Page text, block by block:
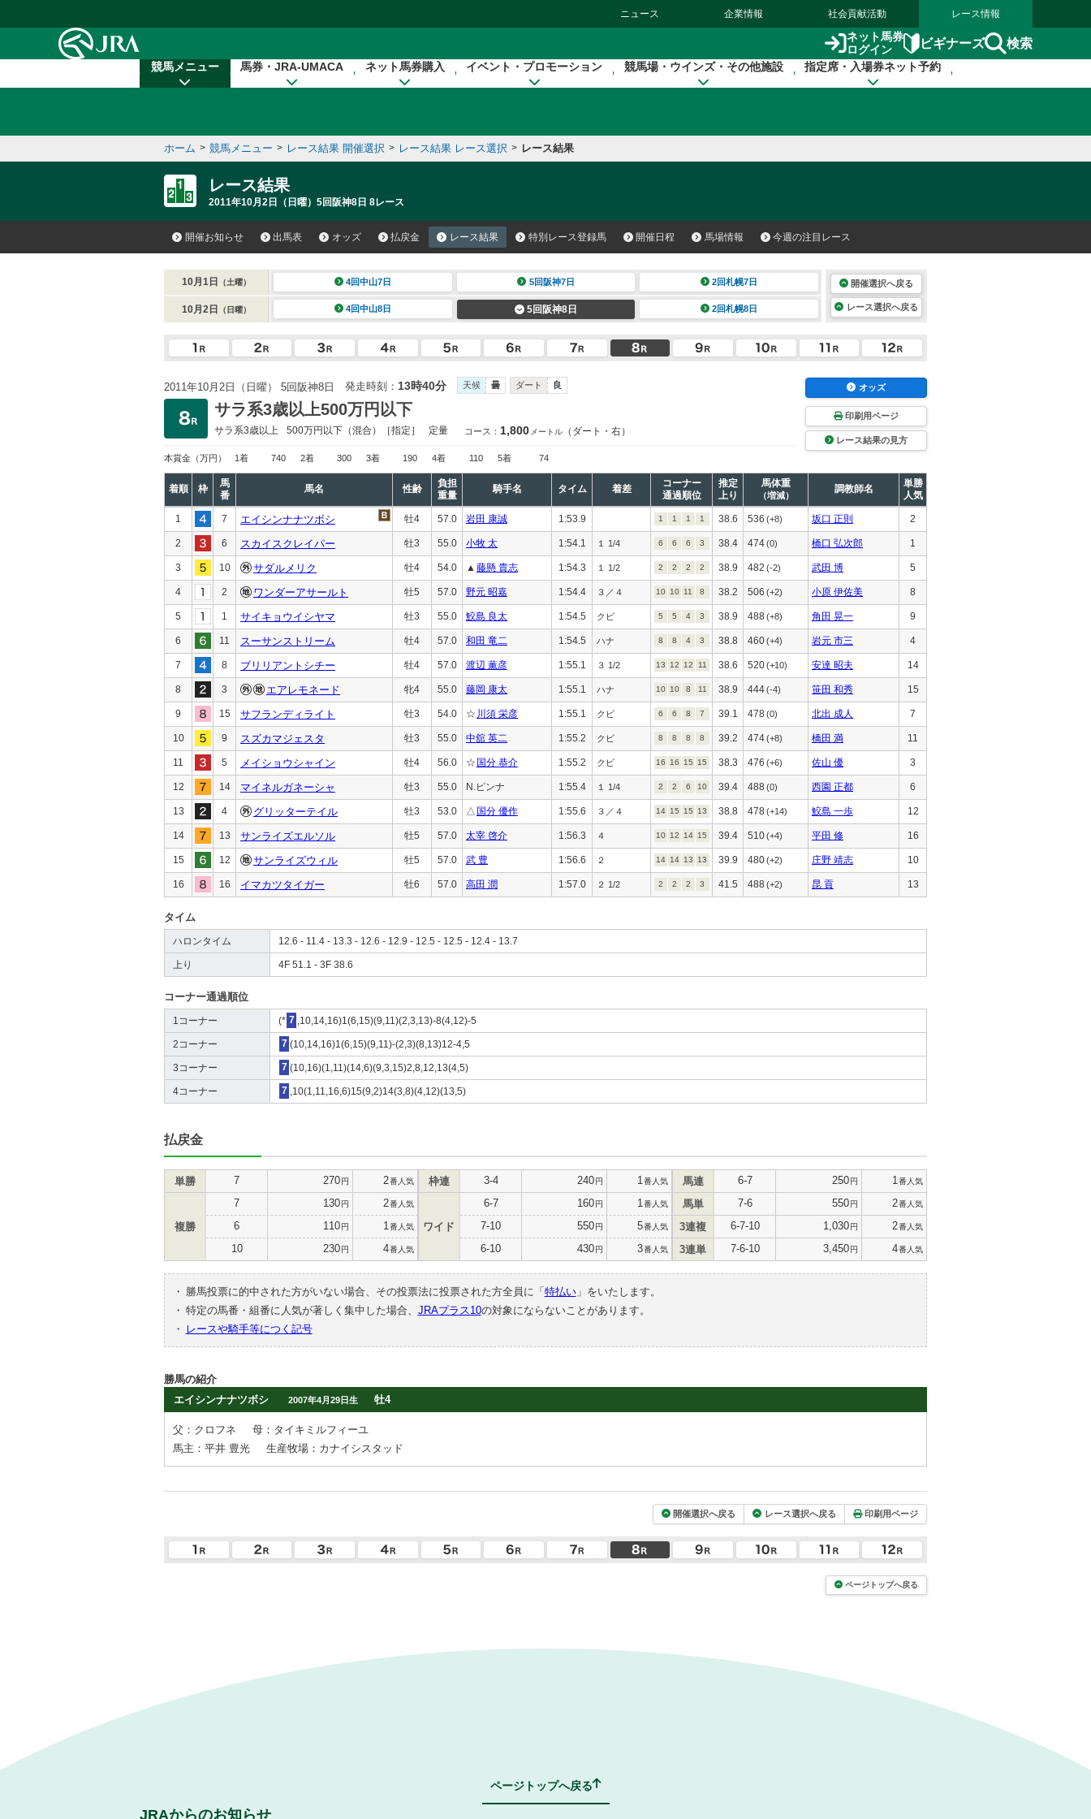
ニュース 企業情報 社会貢献活動 レース情報
ネット馬券
ログイン
ビギナーズ 検索
競馬メニュー 馬券・JRA-UMACA ネット馬券購入 イベント・プロモーション 競馬場・ウインズ・その他施設 指定席・入場券ネット予約
ホーム > 競馬メニュー > レース結果 開催選択 > レース結果 レース選択 > レース結果
レース結果
2011年10月2日（日曜）5回阪神8日 8レース
開催お知らせ 出馬表 オッズ 払戻金 レース結果 特別レース登録馬 開催日程 馬場情報 今週の注目レース
10月1日 （土曜） 4回中山7日 5回阪神7日 2回札幌7日
10月2日 （日曜） 4回中山8日 5回阪神8日 2回札幌8日
開催選択へ戻る
レース選択へ戻る
2011年10月2日（日曜） 5回阪神8日 発走時刻： 13時40分 天候 曇 ダート 良
サラ系3歳以上500万円以下
サラ系3歳以上 500万円以下 （混合）［指定］ 定量 コース： 1,800 メートル （ダート・右）
本賞金 （万円） 1着 740 2着 300 3着 190 4着 110 5着 74
オッズ
印刷用ページ
レース結果の見方
着順 枠
馬
番
馬名 性齢
負担
重量
騎手名 タイム 着差
コーナー
通過順位
推定
上り
馬体重
（増減）
調教師名
単勝
人気
1 7 エイシンナナツボシ 牡4 57.0 岩田 康誠 1:53.9 1 1 1 1 38.6 536 (+8) 坂口 正則 2
2 6 スカイスクレイパー 牡3 55.0 小牧 太 1:54.1 １ 1/4 6 6 6 3 38.4 474(0) 橋口 弘次郎 1
3 10 サダルメリク 牡4 54.0 ▲ 藤懸 貴志 1:54.3 １ 1/2 2 2 2 2 38.9 482 (-2) 武田 博 5
4 2 ワンダーアサールト 牡5 57.0 野元 昭嘉 1:54.4 ３／４ 10 10 11 8 38.2 506 (+2) 小原 伊佐美 8
5 1 サイキョウイシヤマ 牡3 55.0 鮫島 良太 1:54.5 クビ 5 5 4 3 38.9 488(+8) 角田 晃一 9
6 11 スーサンストリーム 牡4 57.0 和田 竜二 1:54.5 ハナ 8 8 4 3 38.8 460(+4) 岩元 市三 4
7 8 ブリリアントシチー 牡4 57.0 渡辺 薫彦 1:55.1 ３ 1/2 13 12 12 11 38.6 520(+10) 安達 昭夫 14
8 3 エアレモネード 牝4 55.0 藤岡 康太 1:55.1 ハナ 10 10 8 11 38.9 444(-4) 笹田 和秀 15
9 15 サフランディライト 牡3 54.0 ☆ 川須 栄彦 1:55.1 クビ 6 6 8 7 39.1 478(0) 北出 成人 7
10 9 スズカマジェスタ 牡3 55.0 中舘 英二 1:55.2 クビ 8 8 8 8 39.2 474(+8) 橋田 満 11
11 5 メイショウシャイン 牡4 56.0 ☆ 国分 恭介 1:55.2 クビ 16 16 15 15 38.3 476 (+6) 佐山 優 3
12 14 マイネルガネーシャ 牡3 55.0 N.ピンナ 1:55.4 １ 1/4 2 2 6 10 39.4 488 (0) 西園 正都 6
13 4 グリッターテイル 牡3 53.0 △ 国分 優作 1:55.6 ３／４ 14 15 15 13 38.8 478(+14) 鮫島 一歩 12
14 13 サンライズエルソル 牡5 57.0 太宰 啓介 1:56.3 ４ 10 12 14 15 39.4 510(+4) 平田 修 16
15 12 サンライズウィル 牡5 57.0 武 豊 1:56.6 ２ 14 14 13 13 39.9 480(+2) 庄野 靖志 10
16 16 イマカツタイガー 牡6 57.0 高田 潤 1:57.0 ２ 1/2 2 2 2 3 41.5 488 (+2) 昆 貢 13
タイム
ハロンタイム 12.6 - 11.4 - 13.3 - 12.6 - 12.9 - 12.5 - 12.5 - 12.4 - 13.7
上り 4F 51.1 - 3F 38.6
コーナー通過順位
1コーナー (* 7 ,10,14,16)1(6,15)(9,11)(2,3,13)-8(4,12)-5
2コーナー 7 (10,14,16)1(6,15)(9,11)-(2,3)(8,13)12-4,5
3コーナー 7 (10,16)(1,11)(14,6)(9,3,15)2,8,12,13(4,5)
4コーナー 7 ,10(1,11,16,6)15(9,2)14(3,8)(4,12)(13,5)
払戻金
単勝 7 270円 2番人気
複勝
7 130円 2番人気
6 110円 1 番人気
10 230円 4番人気
枠連 3-4 240円 1 番人気
ワイド
6-7 160円 1 番人気
7-10 550円 5番人気
6-10 430円 3番人気
馬連 6-7 250円 1 番人気
馬単 7-6 550円 2番人気
3連複 6-7-10 1,030円 2番人気
3連単 7-6-10 3,450円 4番人気
・ 勝馬投票に的中された方がいない場合、その投票法に投票された方全員に「 特払い」をいたします。
・ 特定の馬番・組番に人気が著しく集中した場合、 JRAプラス10の対象にならないことがあります。
・
レースや騎手等につく記号
勝馬の紹介
エイシンナナツボシ
2007年4月29日生 牡4
父：クロフネ
母：タイキミルフィーユ
馬主：平井 豊光
生産牧場：カナイシスタッド
開催選択へ戻る レース選択へ戻る 印刷用ページ
ページトップへ戻る
ページトップへ戻る
JRAからのお知らせ